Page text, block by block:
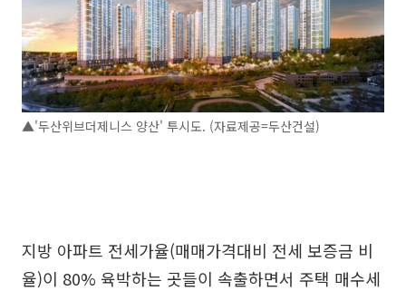
▲'두산위브더제니스 양산' 투시도. (자료제공=두산건설)
지방 아파트 전세가율(매매가격대비 전세 보증금 비
율)이 80% 육박하는 곳들이 속출하면서 주택 매수세